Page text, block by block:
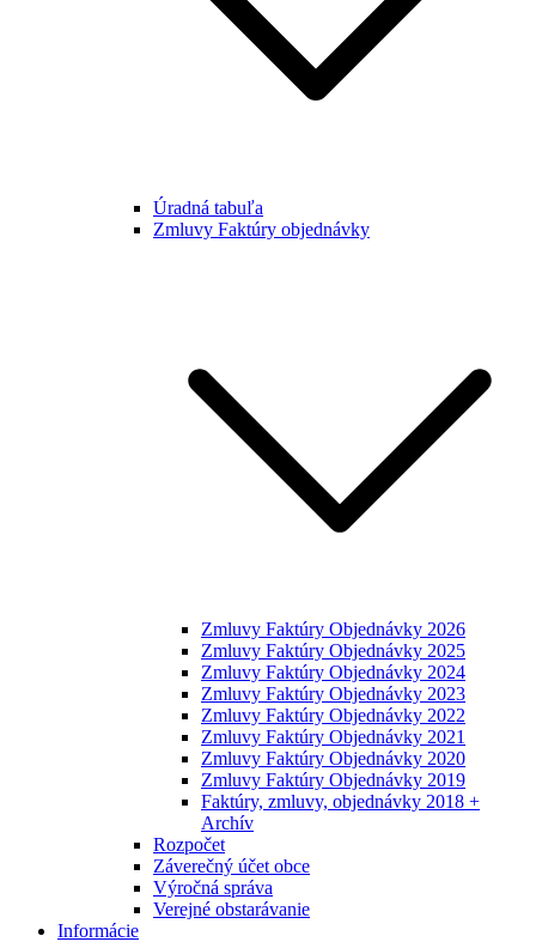
Úradná tabuľa
Zmluvy Faktúry objednávky
Zmluvy Faktúry Objednávky 2026
Zmluvy Faktúry Objednávky 2025
Zmluvy Faktúry Objednávky 2024
Zmluvy Faktúry Objednávky 2023
Zmluvy Faktúry Objednávky 2022
Zmluvy Faktúry Objednávky 2021
Zmluvy Faktúry Objednávky 2020
Zmluvy Faktúry Objednávky 2019
Faktúry, zmluvy, objednávky 2018 +
Archív
Rozpočet
Záverečný účet obce
Výročná správa
Verejné obstarávanie
Informácie